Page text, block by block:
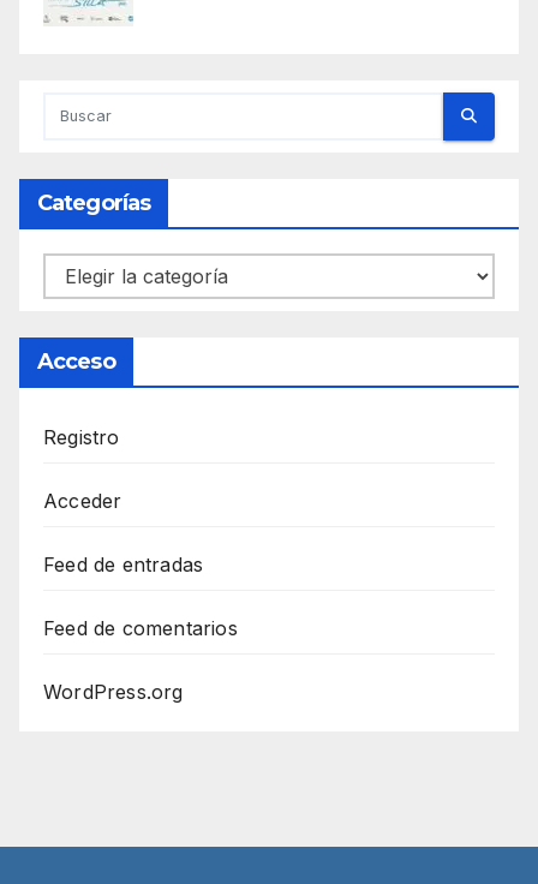
Categorías
Categorías
Acceso
Registro
Acceder
Feed de entradas
Feed de comentarios
WordPress.org